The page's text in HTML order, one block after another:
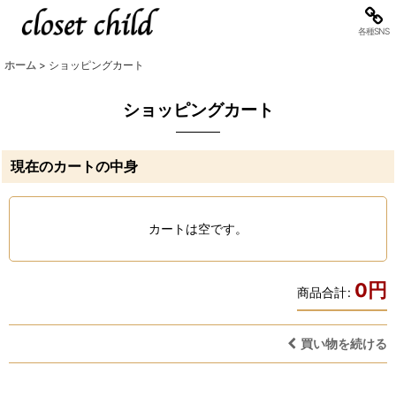
各種SNS
ホーム > ショッピングカート
ショッピングカート
現在のカートの中身
カートは空です。
商品合計: 0円
買い物を続ける